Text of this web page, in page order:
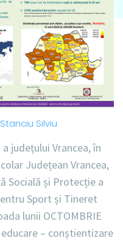
Silviu
județului Vrancea, în
Județean Vrancea,
Socială și Protecție a
Sport și Tineret
lunii OCTOMBRIE
– conștientizare